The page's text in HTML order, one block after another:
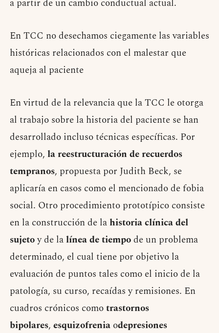
a partir de un cambio conductual actual.
En TCC no desechamos ciegamente las variables
históricas relacionados con el malestar que
aqueja al paciente
En virtud de la relevancia que la TCC le otorga
al trabajo sobre la historia del paciente se han
desarrollado incluso técnicas específicas. Por
ejemplo, la reestructuración de recuerdos
tempranos, propuesta por Judith Beck, se
aplicaría en casos como el mencionado de fobia
social. Otro procedimiento prototípico consiste
en la construcción de lahistoria clínica del
sujetoy de lalínea de tiempode un problema
determinado, el cual tiene por objetivo la
evaluación de puntos tales como el inicio de la
patología, su curso, recaídas y remisiones. En
cuadros crónicos comotrastornos
bipolares, esquizofrenia odepresiones